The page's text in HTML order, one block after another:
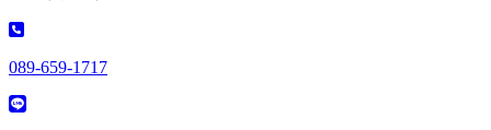
089-659-1717